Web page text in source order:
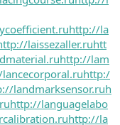
http://la
laissezaller.ruhtt
http://lam
http:/
landmarksensor.ruh
http://languagelabo
http://la